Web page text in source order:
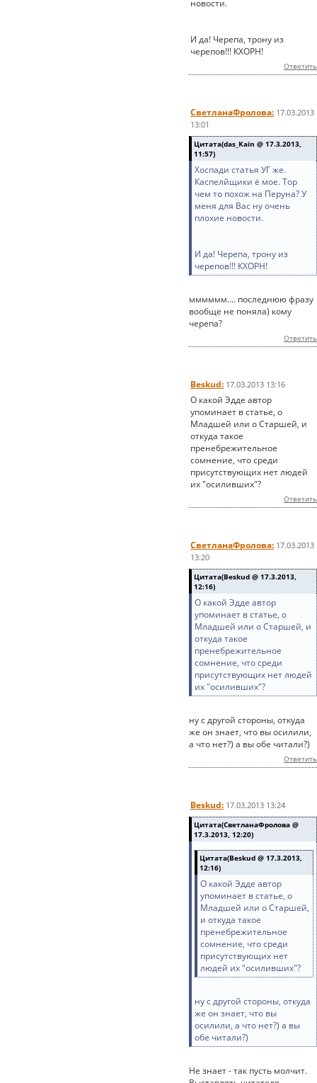
новости.
И да! Черепа, трону из
черепов!!! КХОРН!
Ответить
СветланаФролова: 17.03.2013
13:01
Цитата(das_Kain @ 17.3.2013,
11:57)
Хоспади статья УГ же.
Каспелйщики ё мое. Тор
чем то похож на Перуна? У
меня для Вас ну очень
плохие новости.
И да! Черепа, трону из
черепов!!! КХОРН!
мммммм.... последнюю фразу
вообще не поняла) кому
черепа?
Ответить
Beskud: 17.03.2013 13:16
О какой Эдде автор
упоминает в статье, о
Младшей или о Старшей, и
откуда такое
пренебрежительное
сомнение, что среди
присутствующих нет людей
их "осиливших"?
Ответить
СветланаФролова: 17.03.2013
13:20
Цитата(Beskud @ 17.3.2013,
12:16)
О какой Эдде автор
упоминает в статье, о
Младшей или о Старшей, и
откуда такое
пренебрежительное
сомнение, что среди
присутствующих нет людей
их "осиливших"?
ну с другой стороны, откуда
же он знает, что вы осилили,
а что нет?) а вы обе читали?)
Ответить
Beskud: 17.03.2013 13:24
Цитата(СветланаФролова @
17.3.2013, 12:20)
Цитата(Beskud @ 17.3.2013,
12:16)
О какой Эдде автор
упоминает в статье, о
Младшей или о Старшей,
и откуда такое
пренебрежительное
сомнение, что среди
присутствующих нет
людей их "осиливших"?
ну с другой стороны, откуда
же он знает, что вы
осилили, а что нет?) а вы
обе читали?)
Не знает - так пусть молчит.